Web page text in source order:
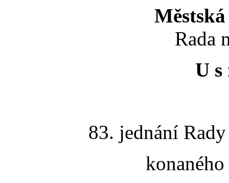
Rada
U s
83. jednání